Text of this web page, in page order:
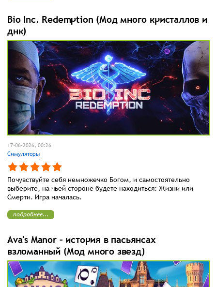
17-06-2026, 00:26
Bio Inc. Redemption (Мод много кристаллов и
днк)
Симуляторы
Почувствуйте себя немножечко Богом, и самостоятельно
выберите, на чьей стороне будете находиться: Жизни или
Смерти. Игра началась.
подробнее...
Ava's Manor – история в пасьянсах
взломанный (Мод много звезд)